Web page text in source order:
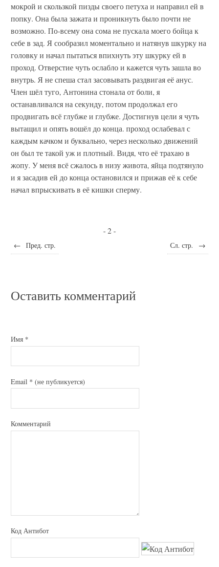
мокрой и скользкой пизды своего петуха и направил ей в
попку. Она была зажата и проникнуть было почти не
возможно. По-всему она сома не пускала моего бойца к
себе в зад. Я сообразил моментально и натянув шкурку на
головку и начал пытаться впихнуть эту шкурку ей в
проход. Отверстие чуть ослабло и кажется чуть зашла во
внутрь. Я не спеша стал засовывать раздвигая её анус.
Член шёл туго, Антонина стонала от боли, я
останавливался на секунду, потом продолжал его
продвигать всё глубже и глубже. Достигнув цели я чуть
вытащил и опять вошёл до конца. проход ослабевал с
каждым качком и буквально, через несколько движений
он был те такой уж и плотный. Видя, что её трахаю в
жопу. У меня всё сжалось в низу живота, яйца подтянуло
и я засадив ей до конца остановился и прижав её к себе
начал впрыскивать в её кишки сперму.
- 2 -
← Пред. стр. Сл. стр. →
Оставить комментарий
Имя *
Email * (не публикуется)
Комментарий
Код Антибот